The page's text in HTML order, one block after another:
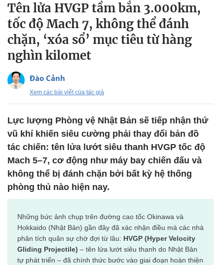
Tên lửa HVGP tầm bắn 3.000km,
tốc độ Mach 7, không thể đánh
chặn, ‘xóa sổ’ mục tiêu từ hàng
nghìn kilomet
Đào Cảnh
Xem các bài viết của tác giả
Lực lượng Phòng vệ Nhật Bản sẽ tiếp nhận thứ
vũ khí khiến siêu cường phải thay đổi bản đồ
tác chiến: tên lửa lướt siêu thanh HVGP tốc độ
Mach 5–7, cơ động như máy bay chiến đấu và
không thể bị đánh chặn bởi bất kỳ hệ thống
phòng thủ nào hiện nay.
Những bức ảnh chụp trên đường cao tốc Okinawa và
Hokkaido (Nhật Bản) gần đây đã xác nhận điều mà các nhà
phân tích quân sự chờ đợi từ lâu: HVGP (Hyper Velocity
Gliding Projectile) – tên lửa lướt siêu thanh do Nhật Bản
tự phát triển – đã chính thức bước vào giai đoạn hoàn thiện